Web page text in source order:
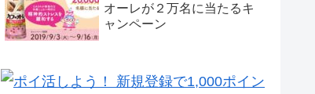
オーレが２万名に当たるキ
ャンペーン